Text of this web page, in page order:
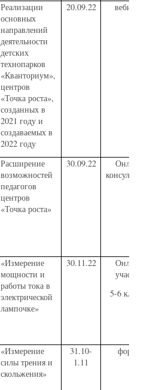
Реализации
основных
направлений
деятельности
детских
технопарков
«Кванториум»,
центров
«Точка роста»,
созданных в
2021 году и
создаваемых в
2022 году
20.09.22 вебинар
Расширение
возможностей
педагогов
центров
«Точка роста»
30.09.22
Онлайн
«Измерение
мощности и
работы тока в
электрической
лампочке»
30.11.22
Онлайн
участие
5-6
«Измерение
силы трения и
скольжения»
31.10-
1.11
форум